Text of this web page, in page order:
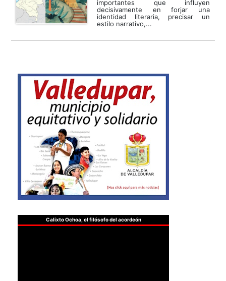
importantes que influyen
decisivamente en forjar una
identidad literaria, precisar un
estilo narrativo,...
Calixto Ochoa, el filósofo del acordeón